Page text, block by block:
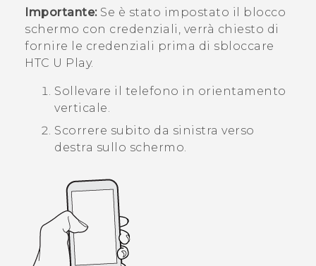
Importante:Se è stato impostato il blocco
schermo con credenziali, verrà chiesto di
fornire le credenziali prima di sbloccare
HTC U Play.
Sollevare il telefono in orientamento
verticale.
Scorrere subito da sinistra verso
destra sullo schermo.